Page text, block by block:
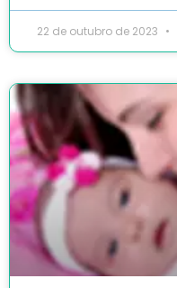
22 de outubro de 2023